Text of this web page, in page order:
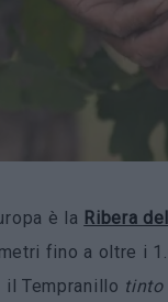
è la Ribera
fino a oltre i
il Tempranillo